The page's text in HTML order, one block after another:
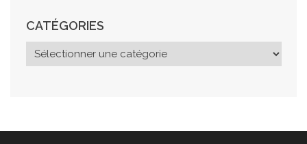
CATÉGORIES
a